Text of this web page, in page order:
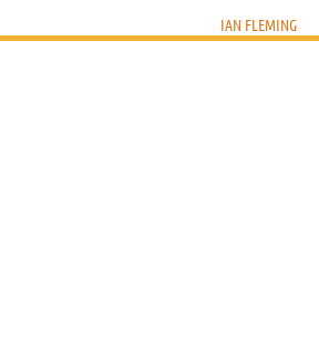
IAN FLEMING